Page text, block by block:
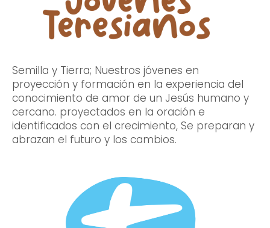
Semilla y Tierra; Nuestros jóvenes en
proyección y formación en la experiencia del
conocimiento de amor de un Jesús humano y
cercano. proyectados en la oración e
identificados con el crecimiento, Se preparan y
abrazan el futuro y los cambios.